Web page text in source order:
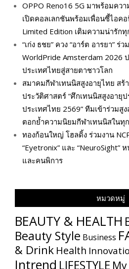
OPPO Reno16 5G มาพร้อมคว
เปิดคอลเลกชันพร้อมเพื่อนซี้ไอค
Limited Edition เติมความน่ารัก
“เก่ง ธชย” ควง “อาร์ต อารยา” ร่
WorldPride Amsterdam 2026
ประเทศไทยสู่สายตาชาวโลก
สมาคมกีฬาเทนนิสสูงอายุไทย สร้
ประวัติศาสตร์ “ศึกเทนนิสสูงอายุ
ประเทศไทย 2569” ทีมเข้าร่วมสู
ตอกย้ำความนิยมกีฬาเทนนิสในทุ
ทองก้อนใหญ่ โฮลดิ้ง ร่วมงาน
“Eyetronix” และ
และคนพิการ
หมวดหมู่
BEAUTY & HEALTH
Beauty Style Business
& Drink Health
Intrend LIFESTYLE